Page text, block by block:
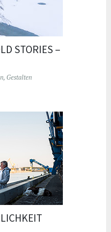
STORIES –
Gestalten